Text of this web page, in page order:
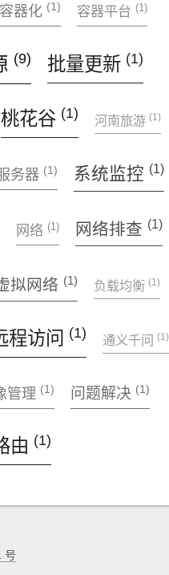
容器化 (1) 容器平台 (1)
(9) 批量更新 (1)
桃花谷 (1) 河南旅游 (1)
务器 (1) 系统监控 (1)
网络 (1) 网络排查 (1)
拟网络 (1) 负载均衡 (1)
程访问 (1) 通义千问 (1)
管理 (1) 问题解决 (1)
由 (1)
号